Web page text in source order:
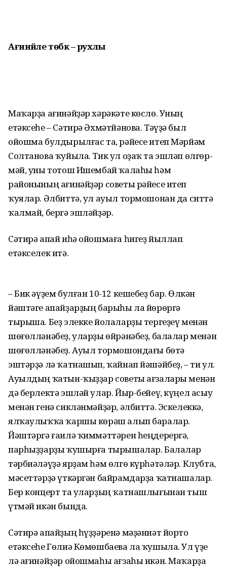
Ағинәйле төбәк – рухлы
Маҡарҙа ағинәйҙәр хәрәкәте көслө. Уның
етәксеһе – Сәтирә Әхмәтйәнова. Тәүҙә был
ойошма булдырылғас та, рәйесе итеп Мәрйәм
Солтанова ҡуйыла. Тик ул оҙаҡ та эшләп өлгөр­
мәй, уны тотош Ишембай ҡалаһы һәм
районының ағинәйҙәр советы рәйесе итеп
ҡуялар. Әлбиттә, ул ауыл тормошонан да ситтә
ҡалмай, бергә эшләйҙәр.
Сәтирә апай иһә ойошмаға һигеҙ йыллап
етәкселек итә.
– Бик әүҙем булған 10-12 кешебеҙ бар. Өлкән
йәштәге апайҙарҙың барыһы ла йөрөргә
тырыша. Беҙ элекке йолаларҙы тергеҙеү менән
шөғөлләнәбеҙ, уларҙы өйрәнәбеҙ, балалар менән
шөғөлләнәбеҙ. Ауыл тормошондағы бөтә
эштәрҙә лә ҡат­нашып, ҡайнап йәшәйбеҙ, – ти ул.
Ауылдың ҡатын-ҡыҙҙар советы ағза­лары менән
дә берлектә эшләй улар. Йыр-бейеү, күңел асыу
менән генә сикләнмәйҙәр, әлбиттә. Эске­лек­кә,
ялҡаулыҡҡа ҡаршы көрәш алып бара­лар.
Йәштәргә ғаилә ҡиммәт­тә­рен һең­дерергә,
парһыҙҙарҙы ҡушыр­ға ты­рышалар. Балалар
тәр­биәләүҙә яр­ҙам һәм өлгө күрһәтәләр. Клубта,
мәсеттәрҙә үткәргән байрамдарҙа ҡат­нашалар.
Бер концерт та уларҙың ҡат­нашлығынан тыш
үтмәй икән бында.
Сәтирә апайҙың һүҙҙәренә мәҙә­ниәт йорто
етәксеһе Гөлиә Көмөш­баева ла ҡушыла. Ул үҙе
лә ағинәйҙәр ойошмаһы ағзаһы икән. Маҡарҙа